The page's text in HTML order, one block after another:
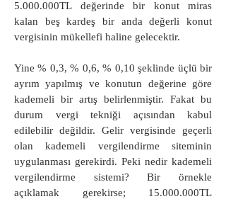
5.000.000TL değerinde bir konut miras
kalan beş kardeş bir anda değerli konut
vergisinin mükellefi haline gelecektir.
Yine % 0,3, % 0,6, % 0,10 şeklinde üçlü bir
ayrım yapılmış ve konutun değerine göre
kademeli bir artış belirlenmiştir. Fakat bu
durum vergi tekniği açısından kabul
edilebilir değildir. Gelir vergisinde geçerli
olan kademeli vergilendirme siteminin
uygulanması gerekirdi. Peki nedir kademeli
vergilendirme sistemi? Bir örnekle
açıklamak gerekirse; 15.000.000TL